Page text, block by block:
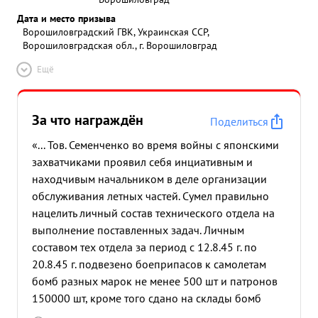
Дата и место призыва
Ворошиловградский ГВК, Украинская ССР,
Ворошиловградская обл., г. Ворошиловград
Ещё
За что награждён
Поделиться
«... Тов. Семенченко во время войны с японскими
захватчиками проявил себя инциативным и
находчивым начальником в деле организации
обслуживания летных частей. Сумел правильно
нацелить личный состав технического отдела на
выполнение поставленных задач. Личным
составом тех отдела за период с 12.8.45 г. по
20.8.45 г. подвезено боеприпасов к самолетам
бомб разных марок не менее 500 шт и патронов
150000 шт, кроме того сдано на склады бомб
3600 и патронов 730000 шт, кроме того силами